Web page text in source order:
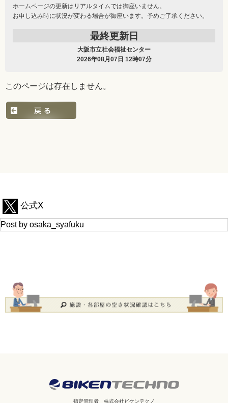
ホームページの更新はリアルタイムでは御座いません。
お申し込み時に状況が変わる場合が御座います。予めご了承ください。
最終更新日
大阪市立社会福祉センター
2026年08月07日 12時07分
このページは存在しません。
公式X
Post by osaka_syafuku
指定管理者 株式会社ビケンテクノ